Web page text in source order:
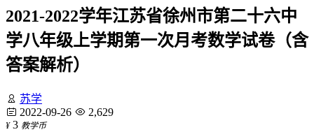
2021-2022学年江苏省徐州市第二十六中
学八年级上学期第一次月考数学试卷（含
答案解析）
苏学
2022-09-26
2,629
¥ 3 教学币